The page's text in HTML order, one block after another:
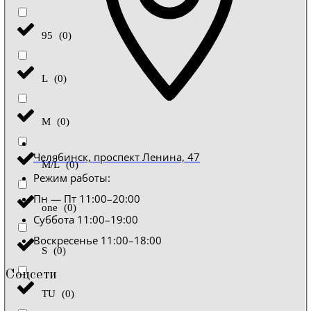
95 (0)
L (0)
M (0)
M/L (0)
one (0)
S (0)
TU (0)
Челябинск, проспект Ленина, 47
Режим работы:
Пн — Пт 11:00–20:00
Суббота 11:00–19:00
Воскресенье 11:00–18:00
Соцсети